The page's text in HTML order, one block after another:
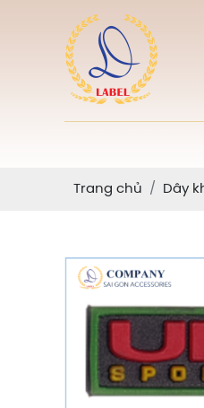
Trang chủ Dây